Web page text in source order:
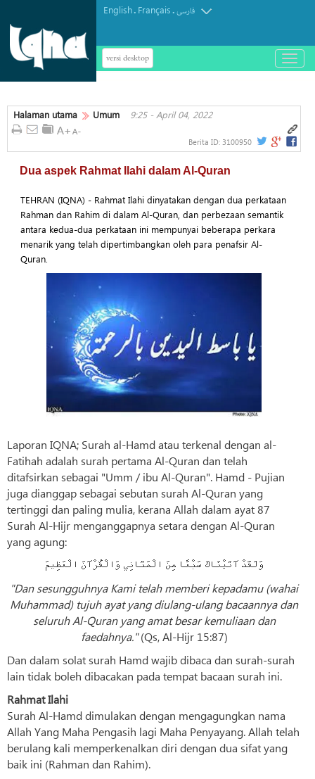
English. Français.فارسی
versi desktop
باز
و
کردن
Halaman utama Umum 9:25 - April 04, 2022
Berita ID: 3100950
Dua aspek Rahmat Ilahi dalam Al-Quran
TEHRAN (IQNA) - Rahmat Ilahi dinyatakan dengan dua perkataan
Rahman dan Rahim di dalam Al-Quran, dan perbezaan semantik
antara kedua-dua perkataan ini mempunyai beberapa perkara
menarik yang telah dipertimbangkan oleh para penafsir Al-
Quran.
Laporan IQNA; Surah al-Hamd atau terkenal dengan al-
Fatihah adalah surah pertama Al-Quran dan telah
ditafsirkan sebagai "Umm / ibu Al-Quran". Hamd - Pujian
juga dianggap sebagai sebutan surah Al-Quran yang
tertinggi dan paling mulia, kerana Allah dalam ayat 87
Surah Al-Hijr menganggapnya setara dengan Al-Quran
yang agung:
وَلَقَدْ آتَيْنَاكَ سَبْعًا مِنَ الْمَثَانِي وَالْقُرْآنَ الْعَظِيمَ
"Dan sesungguhnya Kami telah memberi kepadamu (wahai
Muhammad) tujuh ayat yang diulang-ulang bacaannya dan
seluruh Al-Quran yang amat besar kemuliaan dan
faedahnya."(Qs, Al-Hijr 15:87)
Dan dalam solat surah Hamd wajib dibaca dan surah-surah
lain tidak boleh dibacakan pada tempat bacaan surah ini.
Rahmat Ilahi
Surah Al-Hamd dimulakan dengan mengagungkan nama
Allah Yang Maha Pengasih lagi Maha Penyayang. Allah telah
berulang kali memperkenalkan diri dengan dua sifat yang
baik ini (Rahman dan Rahim).